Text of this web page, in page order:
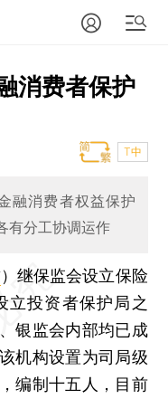
消费者保护
T中
融消费者权益保护
有分工协调运作
） 继保监会设立保险
立投资者保护局之
银监会内部均已成
机构设置为司局级
编制十五人，目前